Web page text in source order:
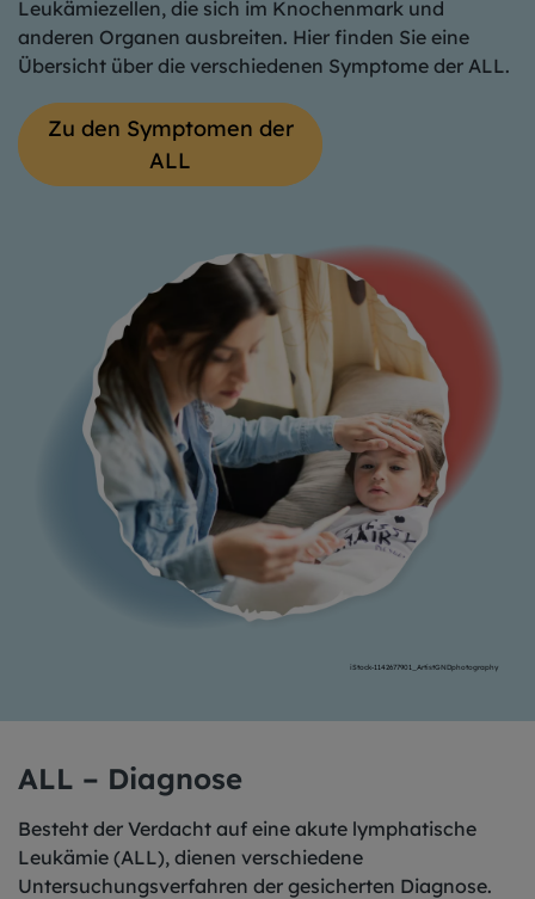
Leukämiezellen, die sich im Knochenmark und
anderen Organen ausbreiten. Hier finden Sie eine
Übersicht über die verschiedenen Symptome der ALL.
Zu den Symptomen der
ALL
iStock-1142677901_ArtistGNDphotography
ALL – Diagnose
Besteht der Verdacht auf eine akute lymphatische
Leukämie (ALL), dienen verschiedene
Untersuchungsverfahren der gesicherten Diagnose.